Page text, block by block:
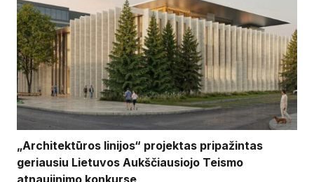
„Architektūros linijos“ projektas pripažintas
geriausiu Lietuvos Aukščiausiojo Teismo